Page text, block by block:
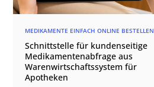
MEDIKAMENTE EINFACH ONLINE BESTELLEN
Schnittstelle für kundenseitige
Medikamentenabfrage aus
Warenwirtschaftssystem für
Apotheken